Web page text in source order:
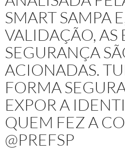
SMART SAMPA
VALIDAÇÃO, AS
SEGURANÇA
ACIONADAS.
FORMA
EXPOR A
QUEM FEZ A
@PREFSP